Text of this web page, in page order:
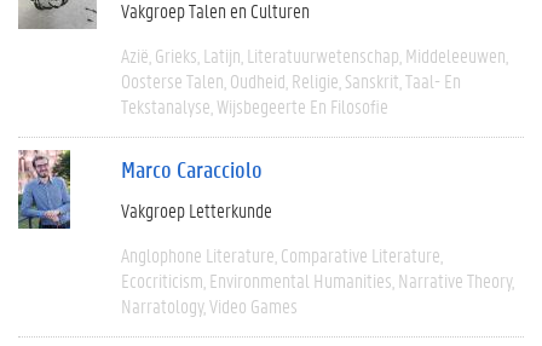
Vakgroep Talen en Culturen
Azië Grieks Latijn Literatuurwetenschap Middeleeuwen
Oosterse Talen Oudheid Religie Sanskrit Taal- En
Tekstanalyse Wijsbegeerte En Filosofie
Marco Caracciolo
Vakgroep Letterkunde
Anglophone Literature Comparative Literature
Ecocriticism Environmental Humanities Narrative Theory
Narratology Video Games